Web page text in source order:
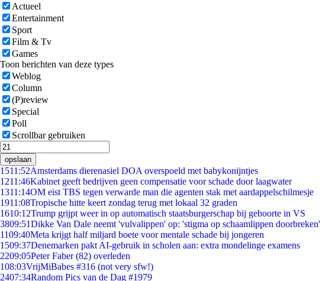
Actueel
Entertainment
Sport
Film & Tv
Games
Toon berichten van deze types
Weblog
Column
(P)review
Special
Poll
Scrollbar gebruiken
opslaan
1511:52Amsterdams dierenasiel DOA overspoeld met babykonijntjes
1211:46Kabinet geeft bedrijven geen compensatie voor schade door laagwater
1311:14OM eist TBS tegen verwarde man die agenten stak met aardappelschilmesje
1911:08Tropische hitte keert zondag terug met lokaal 32 graden
1610:12Trump grijpt weer in op automatisch staatsburgerschap bij geboorte in VS
3809:51Dikke Van Dale neemt 'vulvalippen' op: 'stigma op schaamlippen doorbreken'
1109:40Meta krijgt half miljard boete voor mentale schade bij jongeren
1509:37Denemarken pakt AI-gebruik in scholen aan: extra mondelinge examens
2209:05Peter Faber (82) overleden
108:03VrijMiBabes #316 (not very sfw!)
2407:34Random Pics van de Dag #1979